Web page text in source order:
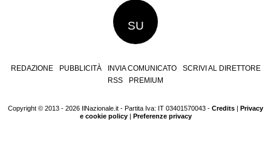
SU
REDAZIONE PUBBLICITÀ INVIA COMUNICATO
SCRIVI AL DIRETTORE
RSS
PREMIUM
Copyright © 2013 - 2026 IlNazionale.it - Partita Iva: IT 03401570043 - Credits | Privacy
e cookie policy| Preferenze privacy